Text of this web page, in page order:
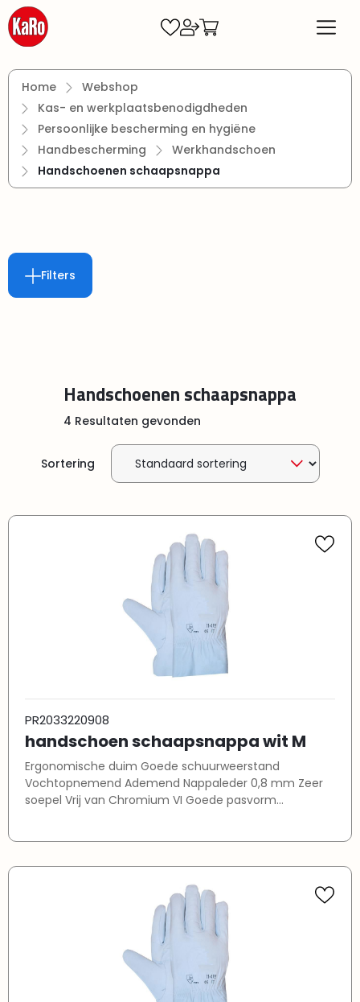
Ga naar de hoofdinhoud
Home
Webshop
Kas- en werkplaatsbenodigdheden
Persoonlijke bescherming en hygiëne
Handbescherming
Werkhandschoen
Handschoenen schaapsnappa
Filters
Handschoenen schaapsnappa
4 Resultaten gevonden
Sortering
PR2033220908
handschoen schaapsnappa wit M
Ergonomische duim Goede schuurweerstand
Vochtopnemend Ademend Nappaleder 0,8 mm Zeer
soepel Vrij van Chromium VI Goede pasvorm